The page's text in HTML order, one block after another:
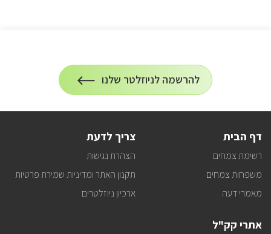
הרשמה
להרשמה לניוזלטר שלנו
על
הרשמה
דף הבית
רשימת צמחים
משפחות צמחים
מאמרי דעה
צריך לדעת
הצהרת נגישות
תקנון האתר ומדיניות שמירת פרטיות
ארכיון ניוזלטרים
אתרי קק"ל